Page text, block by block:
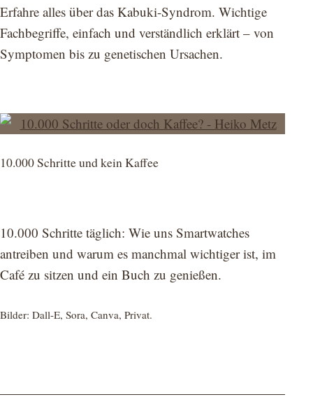
Erfahre alles über das Kabuki-Syndrom. Wichtige
Fachbegriffe, einfach und verständlich erklärt – von
Symptomen bis zu genetischen Ursachen.
10.000 Schritte und kein Kaffee
10.000 Schritte täglich: Wie uns Smartwatches
antreiben und warum es manchmal wichtiger ist, im
Café zu sitzen und ein Buch zu genießen.​
Bilder: Dall-E, Sora, Canva, Privat.